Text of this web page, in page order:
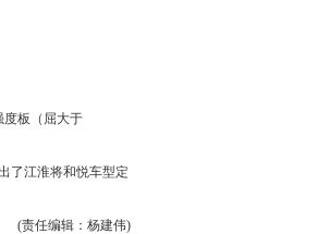
度板（屈大于
了江淮将和悦车型定
(责任编辑：杨建伟)